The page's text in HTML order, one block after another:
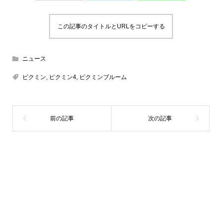
この記事のタイトルとURLをコピーする
ニュース
ピクミン ピクミン4, ピクミンブルーム